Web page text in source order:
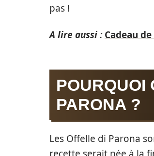
pas !
A lire aussi : Cadeau
POURQUOI
PARONA ?
Les Offelle di Parona
recette serait née à la